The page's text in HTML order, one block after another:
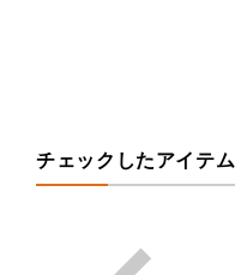
チェックしたアイテム